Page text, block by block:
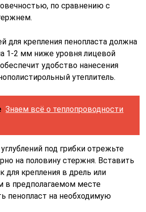
по сравнению с
для крепления пенопласта должна
1-2 мм ниже уровня лицевой
удобство нанесения
утеплитель.
Знаем всё о теплопроводности
под грибки отрежьте
на половину стержня. Вставить
для крепления в дрель или
в предполагаемом месте
пенопласт на необходимую